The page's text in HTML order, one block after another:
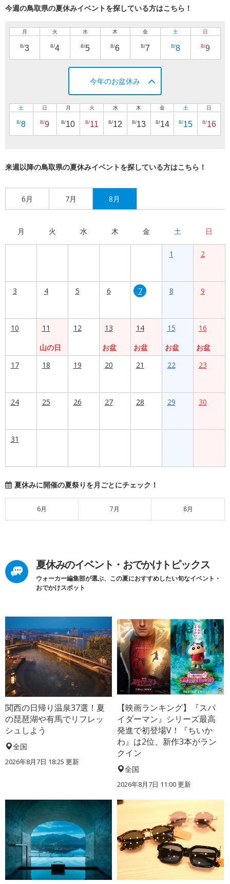
今週の鳥取県の夏休みイベントを探している方はこちら！
月
8/3
火
8/4
水
8/5
木
8/6
金
8/7
土
8/8
日
8/9
今年のお盆休み
土
8/8
日
8/9
月
8/10
火
8/11
水
8/12
木
8/13
金
8/14
土
8/15
日
8/16
来週以降の鳥取県の夏休みイベントを探している方はこちら！
6月 7月 8月
月 火 水 木 金 土 日
1 2
3 4 5 6 7 8 9
10
11
山の日
12
13
お盆
14
お盆
15
お盆
16
お盆
17
18 19 20 21 22 23
24 25 26 27 28 29 30
31
夏休みに開催の夏祭りを月ごとにチェック！
6月 7月 8月
夏休みのイベント・おでかけトピックス
ウォーカー編集部が選ぶ、この夏におすすめしたい旬なイベント・
おでかけスポット
関西の日帰り温泉37選！夏
の琵琶湖や有馬でリフレッ
シュしよう
全国
2026年8月7日 18:25 更新
【映画ランキング】『スパ
イダーマン』シリーズ最高
発進で初登場V！『ちいか
わ』は2位、新作3本がラン
クイン
全国
2026年8月7日 11:00更新